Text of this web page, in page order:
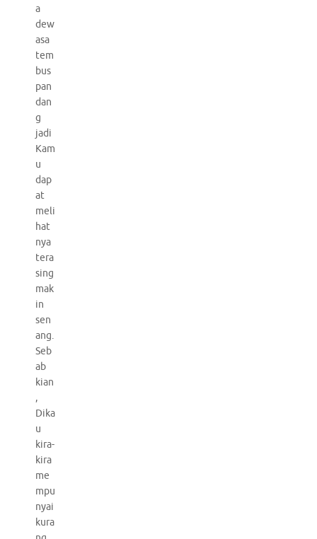
a
dew
asa
tem
bus
pan
dan
g
jadi
Kam
u
dap
at
meli
hat
nya
tera
sing
mak
in
sen
ang.
Seb
ab
kian
,
Dika
u
kira-
kira
me
mpu
nyai
kura